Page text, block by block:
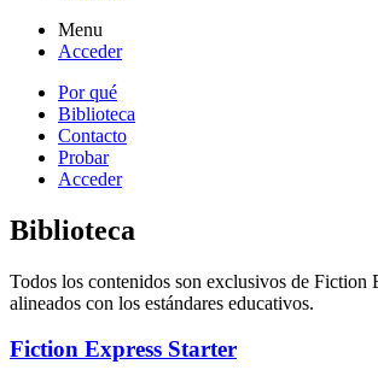
Menu
Acceder
Por qué
Biblioteca
Contacto
Probar
Acceder
Biblioteca
Todos los contenidos son exclusivos de Fiction
alineados con los estándares educativos.
Fiction Express Starter